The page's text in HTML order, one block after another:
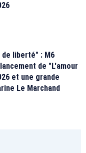
de liberté" : M6
de "L'amour
et une grande
Le Marchand